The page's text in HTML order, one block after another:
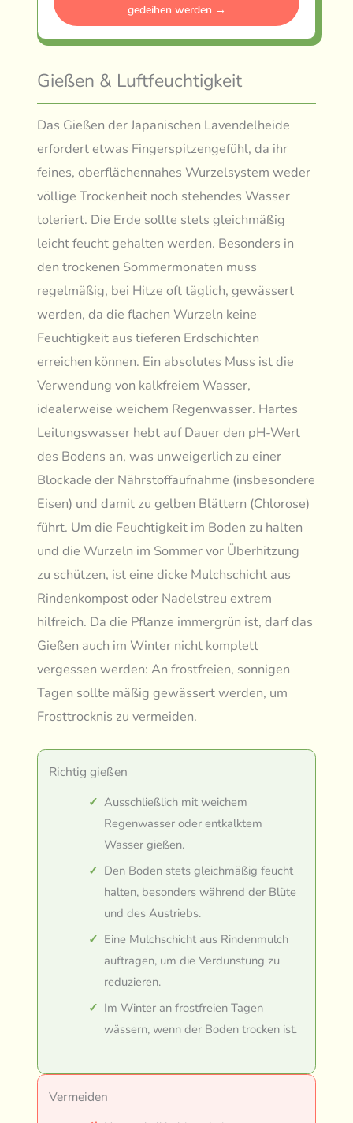
gedeihen werden →
Gießen & Luftfeuchtigkeit
Das Gießen der Japanischen Lavendelheide
erfordert etwas Fingerspitzengefühl, da ihr
feines, oberflächennahes Wurzelsystem weder
völlige Trockenheit noch stehendes Wasser
toleriert. Die Erde sollte stets gleichmäßig
leicht feucht gehalten werden. Besonders in
den trockenen Sommermonaten muss
regelmäßig, bei Hitze oft täglich, gewässert
werden, da die flachen Wurzeln keine
Feuchtigkeit aus tieferen Erdschichten
erreichen können. Ein absolutes Muss ist die
Verwendung von kalkfreiem Wasser,
idealerweise weichem Regenwasser. Hartes
Leitungswasser hebt auf Dauer den pH-Wert
des Bodens an, was unweigerlich zu einer
Blockade der Nährstoffaufnahme (insbesondere
Eisen) und damit zu gelben Blättern (Chlorose)
führt. Um die Feuchtigkeit im Boden zu halten
und die Wurzeln im Sommer vor Überhitzung
zu schützen, ist eine dicke Mulchschicht aus
Rindenkompost oder Nadelstreu extrem
hilfreich. Da die Pflanze immergrün ist, darf das
Gießen auch im Winter nicht komplett
vergessen werden: An frostfreien, sonnigen
Tagen sollte mäßig gewässert werden, um
Frosttrocknis zu vermeiden.
Richtig gießen
Ausschließlich mit weichem
Regenwasser oder entkalktem
Wasser gießen.
Den Boden stets gleichmäßig feucht
halten, besonders während der Blüte
und des Austriebs.
Eine Mulchschicht aus Rindenmulch
auftragen, um die Verdunstung zu
reduzieren.
Im Winter an frostfreien Tagen
wässern, wenn der Boden trocken ist.
Vermeiden